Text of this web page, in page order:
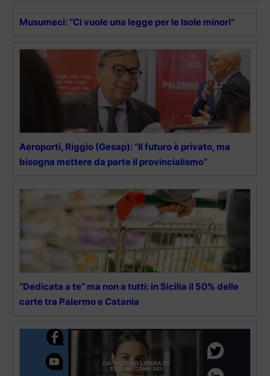
Musumeci: “Ci vuole una legge per le Isole minori”
Aeroporti, Riggio (Gesap): “Il futuro è privato, ma
bisogna mettere da parte il provincialismo”
“Dedicata a te” ma non a tutti: in Sicilia il 50% delle
carte tra Palermo e Catania